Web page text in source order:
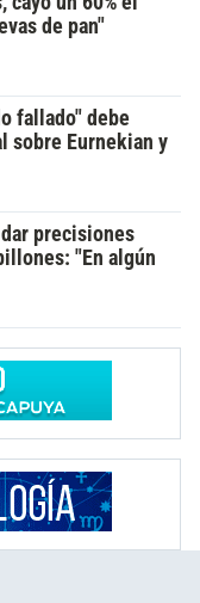
de pan"
fallado" debe
sobre Eurnekian y
precisiones
"En algún